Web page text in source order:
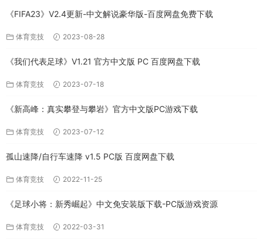
《FIFA23》V2.4更新-中文解说豪华版-百度网盘免费下载
体育竞技 2023-08-28
《我们代表足球》V1.21 官方中文版 PC 百度网盘下载
体育竞技 2023-07-18
《新高峰：真实攀登与攀岩》官方中文版PC游戏下载
体育竞技 2023-07-12
孤山速降/自行车速降 v1.5 PC版 百度网盘下载
体育竞技 2022-11-25
《足球小将：新秀崛起》中文免安装版下载-PC版游戏资源
体育竞技 2022-03-31